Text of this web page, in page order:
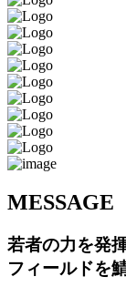
MESSAGE
若者の力を発
フィールドを